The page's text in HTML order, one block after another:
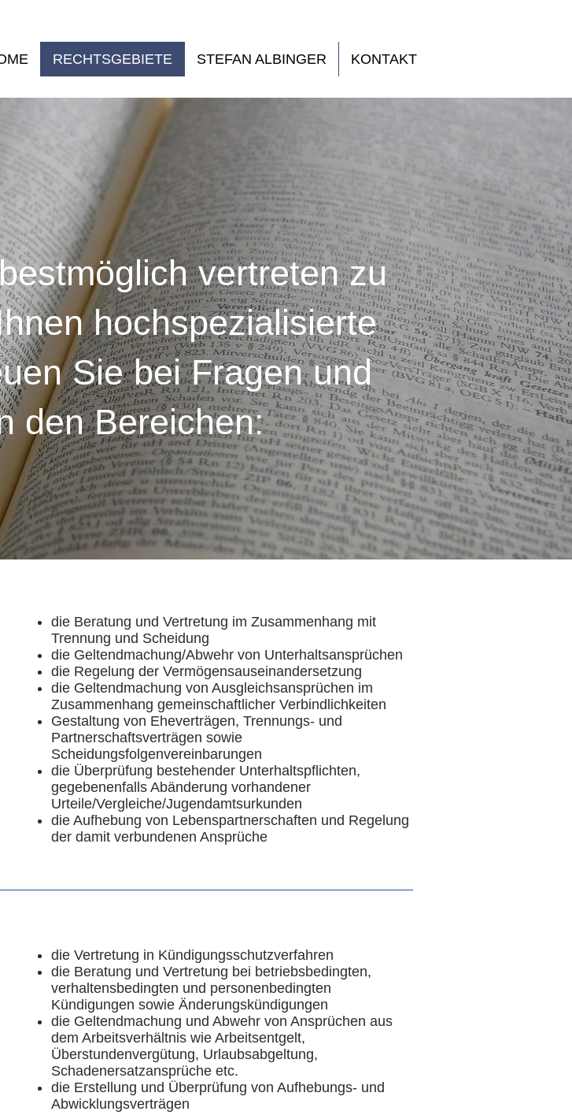
RECHTSGEBIETE STEFAN ALBINGER KONTAKT
vertreten zu
hochspezialisierte
Sie bei Fragen und
den Bereichen:
die Beratung und Vertretung im Zusammenhang mit
Trennung und Scheidung
die Geltendmachung/Abwehr von Unterhaltsansprüchen
die Regelung der Vermögensauseinandersetzung
die Geltendmachung von Ausgleichsansprüchen im
Zusammenhang gemeinschaftlicher Verbindlichkeiten
Gestaltung von Eheverträgen, Trennungs- und
Partnerschaftsverträgen sowie
Scheidungsfolgenvereinbarungen
die Überprüfung bestehender Unterhaltspflichten,
gegebenenfalls Abänderung vorhandener
Urteile/Vergleiche/Jugendamtsurkunden
die Aufhebung von Lebenspartnerschaften und Regelung
der damit verbundenen Ansprüche
die Vertretung in Kündigungsschutzverfahren
die Beratung und Vertretung bei betriebsbedingten,
verhaltensbedingten und personenbedingten
Kündigungen sowie Änderungskündigungen
die Geltendmachung und Abwehr von Ansprüchen aus
dem Arbeitsverhältnis wie Arbeitsentgelt,
Überstundenvergütung, Urlaubsabgeltung,
Schadenersatzansprüche etc.
die Erstellung und Überprüfung von Aufhebungs- und
Abwicklungsverträgen